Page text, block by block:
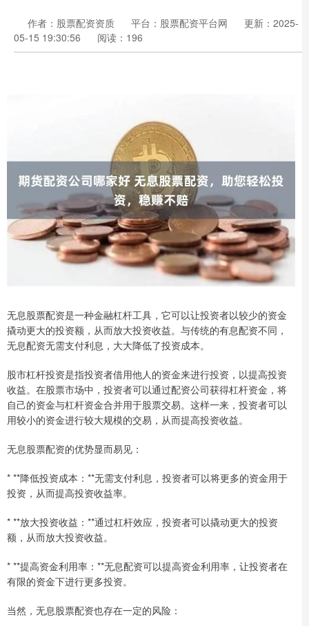
作者：股票配资资质 平台：股票配资平台网
更新：2025-
05-15 19:30:56
阅读：196
无息股票配资是一种金融杠杆工具，它可以让投资者以较少的资金
撬动更大的投资额，从而放大投资收益。与传统的有息配资不同，
无息配资无需支付利息，大大降低了投资成本。
股市杠杆投资是指投资者借用他人的资金来进行投资，以提高投资
收益。在股票市场中，投资者可以通过配资公司获得杠杆资金，将
自己的资金与杠杆资金合并用于股票交易。这样一来，投资者可以
用较小的资金进行较大规模的交易，从而提高投资收益。
无息股票配资的优势显而易见：
* **降低投资成本：**无需支付利息，投资者可以将更多的资金用于
投资，从而提高投资收益率。
* **放大投资收益：**通过杠杆效应，投资者可以撬动更大的投资
额，从而放大投资收益。
* **提高资金利用率：**无息配资可以提高资金利用率，让投资者在
有限的资金下进行更多投资。
当然，无息股票配资也存在一定的风险：